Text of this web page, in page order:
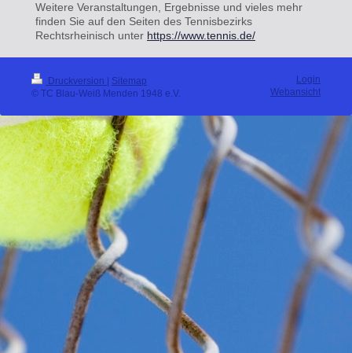
Weitere Veranstaltungen, Ergebnisse und vieles mehr
finden Sie auf den Seiten des Tennisbezirks
Rechtsrheinisch unter https://www.tennis.de/
Druckversion
Sitemap
© TC Blau-Weiß Menden 1948 e.V.
Login
Webansicht